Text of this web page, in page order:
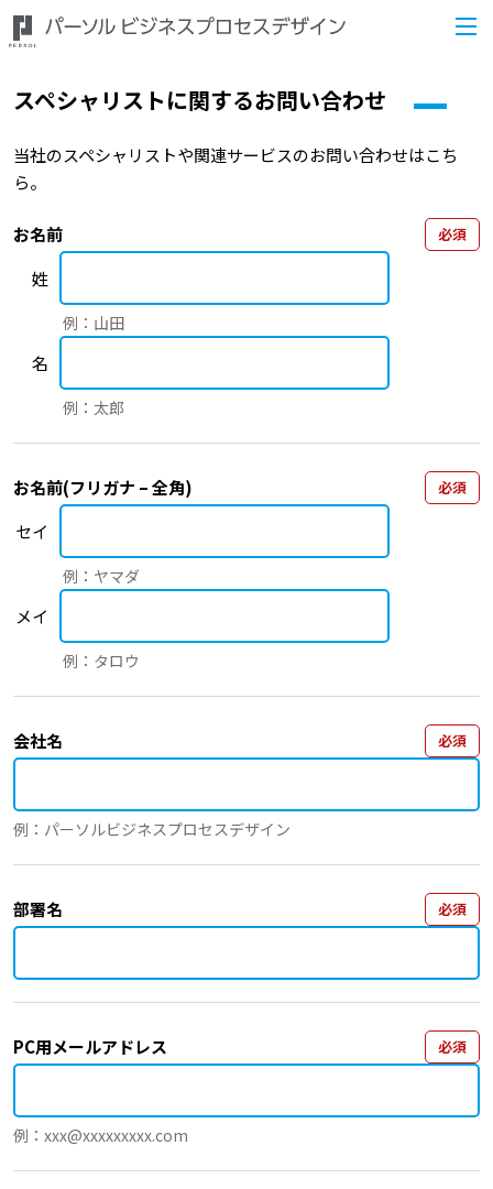
スペシャリストに関するお問い合わせ
当社のスペシャリストや関連サービスのお問い合わせはこち
ら。
お名前 必須
姓
例：山田
名
例：太郎
お名前(フリガナ – 全角) 必須
セイ
例：ヤマダ
メイ
例：タロウ
会社名 必須
例：パーソルビジネスプロセスデザイン
部署名 必須
PC用メールアドレス 必須
例：xxx@xxxxxxxxx.com